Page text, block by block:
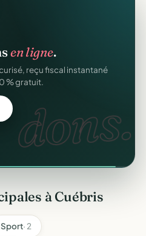
et un site de collecte, prêts
dons.
en ligne.
reçu fiscal instantané
% gratuit.
à Cuébris
Sport· 2